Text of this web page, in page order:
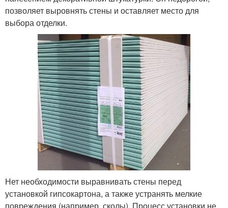
позволяет выровнять стены и оставляет место для
выбора отделки.
Нет необходимости выравнивать стены перед
установкой гипсокартона, а также устранять мелкие